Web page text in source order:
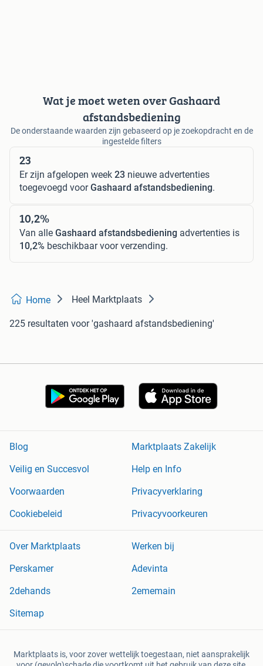
Wat je moet weten over Gashaard
afstandsbediening
De onderstaande waarden zijn gebaseerd op je zoekopdracht en de
ingestelde filters
23
Er zijn afgelopen week 23 nieuwe advertenties
toegevoegd voorGashaard afstandsbediening.
10,2%
Van alle Gashaard afstandsbediening advertenties is
10,2% beschikbaar voor verzending.
Home Heel Marktplaats
225 resultaten voor 'gashaard afstandsbediening'
Blog
Marktplaats Zakelijk
Veilig en Succesvol
Help en Info
Voorwaarden
Privacyverklaring
Cookiebeleid
Privacyvoorkeuren
Over Marktplaats
Werken bij
Perskamer
Adevinta
2dehands
2ememain
Sitemap
Marktplaats is, voor zover wettelijk toegestaan, niet aansprakelijk